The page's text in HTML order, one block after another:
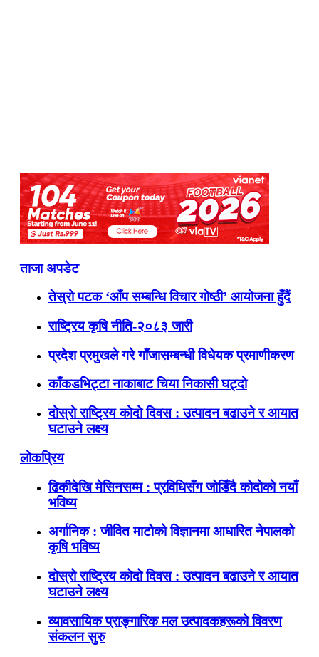
ताजा अपडेट
तेस्रो पटक ‘आँप सम्बन्धि विचार गोष्ठी’ आयोजना हुँदैं
राष्ट्रिय कृषि नीति-२०८३ जारी
प्रदेश प्रमुखले गरे गाँजासम्बन्धी विधेयक प्रमाणीकरण
काँकडभिट्टा नाकाबाट चिया निकासी घट्दो
दोस्रो राष्ट्रिय कोदो दिवस : उत्पादन बढाउने र आयात
घटाउने लक्ष्य
लोकप्रिय
ढिकीदेखि मेसिनसम्म : प्रविधिसँग जोडिँदै कोदोको नयाँ
भविष्य
अर्गानिक : जीवित माटोको विज्ञानमा आधारित नेपालको
कृषि भविष्य
दोस्रो राष्ट्रिय कोदो दिवस : उत्पादन बढाउने र आयात
घटाउने लक्ष्य
व्यावसायिक प्राङ्गारिक मल उत्पादकहरूको विवरण
संकलन सुरु